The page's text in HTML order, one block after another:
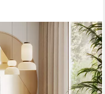
Gepolstertes Kopfteil,
Doppelbett, Multipocket-